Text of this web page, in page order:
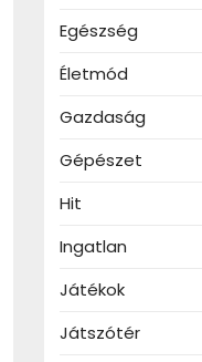
Egészség
Életmód
Gazdaság
Gépészet
Hit
Ingatlan
Játékok
Játszótér